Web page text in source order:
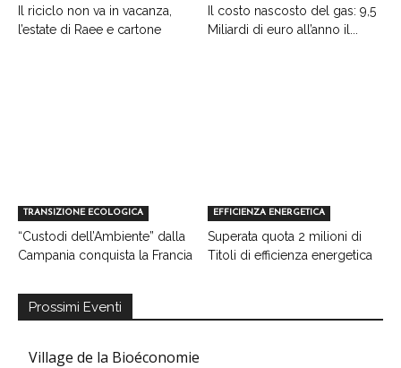
Il riciclo non va in vacanza,
l’estate di Raee e cartone
Il costo nascosto del gas: 9,5
Miliardi di euro all’anno il...
TRANSIZIONE ECOLOGICA
“Custodi dell’Ambiente” dalla
Campania conquista la Francia
EFFICIENZA ENERGETICA
Superata quota 2 milioni di
Titoli di efficienza energetica
Prossimi Eventi
Village de la Bioéconomie